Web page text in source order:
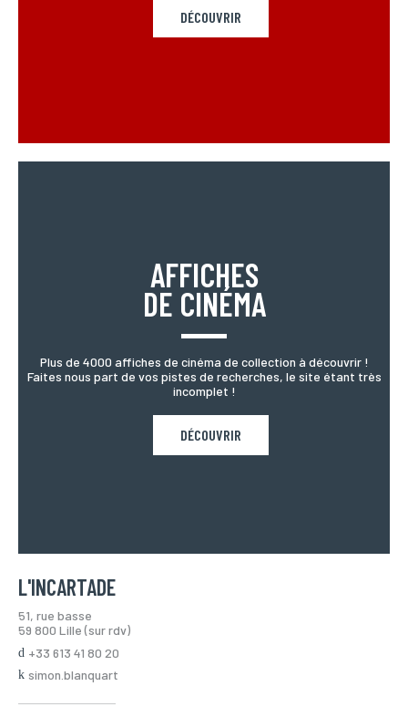
DÉCOUVRIR
AFFICHES
DE CINÉMA
Plus de 4000 affiches de cinéma de collection à découvrir !
Faites nous part de vos pistes de recherches, le site étant très
incomplet !
DÉCOUVRIR
L'INCARTADE
51, rue basse
59 800 Lille (sur rdv)
+33 613 41 80 20
simon.blanquart